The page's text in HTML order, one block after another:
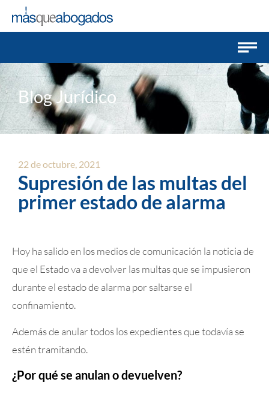
Blog Jurídico
22 de octubre, 2021
Supresión de las multas del
primer estado de alarma
Hoy ha salido en los medios de comunicación la noticia de
que el Estado va a devolver las multas que se impusieron
durante el estado de alarma por saltarse el
confinamiento.
Además de anular todos los expedientes que todavía se
estén tramitando.
¿Por qué se anulan o devuelven?